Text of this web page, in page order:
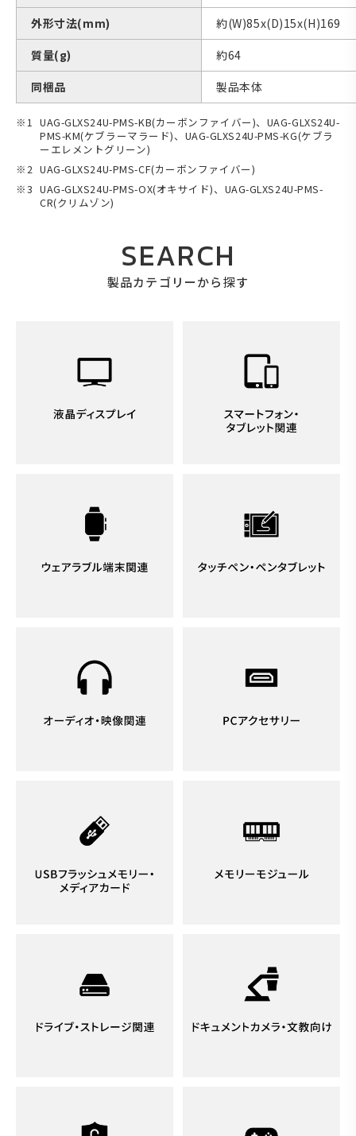
外形寸法(mm)
約(W)85x(D)15x(H)169
質量(g)
約64
同梱品
製品本体
UAG-GLXS24U-PMS-KB(カーボンファイバー)、UAG-GLXS24U-
PMS-KM(ケブラーマラード)、UAG-GLXS24U-PMS-KG(ケブラ
ーエレメントグリーン)
UAG-GLXS24U-PMS-CF(カーボンファイバー)
UAG-GLXS24U-PMS-OX(オキサイド)、UAG-GLXS24U-PMS-
CR(クリムゾン)
SEARCH
製品カテゴリーから探す